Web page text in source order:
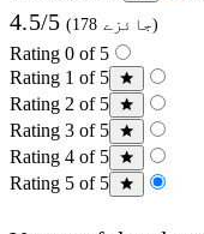
4.5/5 (178 جائزے)
Rating 0 of 5
Rating 1 of 5
Rating 2 of 5
Rating 3 of 5
Rating 4 of 5
Rating 5 of 5